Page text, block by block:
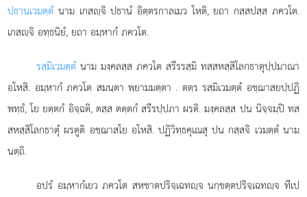
ปธานเวมตฺตํ นาม เกสฺจิ ปธานํ อิตฺตรกาลเมว โหติ, ยถา กสฺสปสฺส ภควโต.
เกสฺจิ อทฺธนิยํ, ยถา อมฺหากํ ภควโต.
รสฺมิเวมตฺตํ นาม มงฺคลสฺส ภควโต สรีรรสฺมิ ทสสหสฺสิโลกธาตุปฺปมาณา
อโหสิ. อมฺหากํ ภควโต สมนฺตา พฺยามมตฺตา . ตตฺร รสฺมิเวมตฺตํ อชฺฌาสยปฺปฏิ
พทฺธํ, โย ยตฺตกํ อิจฺฉติ, ตสฺส ตตฺตกํ สรีรปฺปภา ผรติ. มงฺคลสฺส ปน นิจฺจมฺปิ ทส
สหสฺสิโลกธาตุํ ผรตูติ อชฺฌาสโย อโหสิ. ปฏิวิทฺธคุเณสุ ปน กสฺสจิ เวมตฺตํ นาม
นตฺถิ.
อปรํ อมฺหากํเยว ภควโต สหชาตปริจฺเฉทฺจ นกฺขตฺตปริจฺเฉทฺจ ทีเป